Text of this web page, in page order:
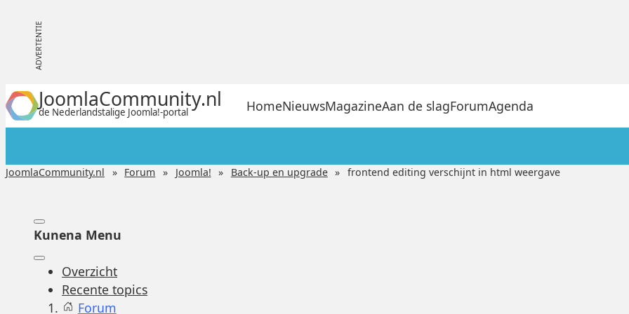
JoomlaCommunity.nl
de Nederlandstalige Joomla!-portal HomeNieuwsMagazineAan de slagForumAgenda
JoomlaCommunity.nl Forum Joomla! Back-up en upgrade frontend editing verschijnt in html weergave
Kunena Menu
Overzicht
Recente topics
Forum